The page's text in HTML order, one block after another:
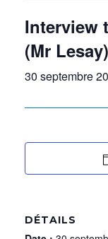
Interview
(Mr Lesay)
30 septembre
DÉTAILS